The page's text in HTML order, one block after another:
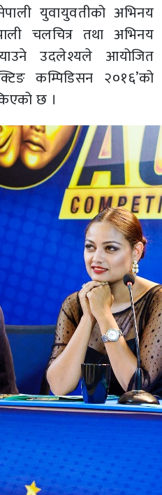
युवायुवतीको अभिनय
चलचित्र तथा अभिनय
उदलेश्यले आयोजित
कम्पिडिसन २०१६’को
छ ।